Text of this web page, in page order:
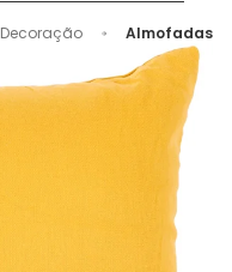
Decoração Almofadas